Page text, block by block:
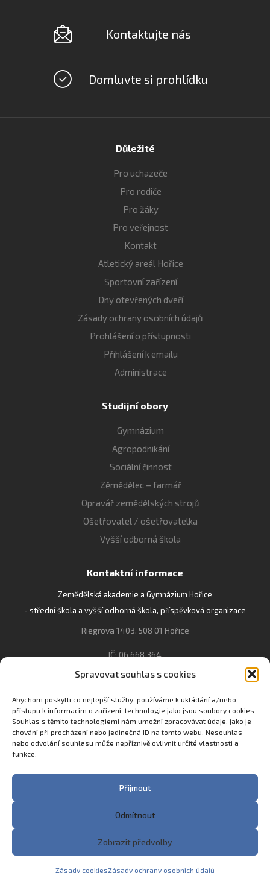
Spravovat souhlas s cookies
Abychom poskytli co nejlepší služby, používáme k ukládání a/nebo
přístupu k informacím o zařízení, technologie jako jsou soubory cookies.
Souhlas s těmito technologiemi nám umožní zpracovávat údaje, jako je
chování při procházení nebo jedinečná ID na tomto webu. Nesouhlas
nebo odvolání souhlasu může nepříznivě ovlivnit určité vlastnosti a
funkce.
Přijmout
Odmítnout
Zobrazit předvolby
Zásady cookiesZásady ochrany osobních údajů
Kontaktujte nás
Domluvte si prohlídku
Důležité
Pro uchazeče
Pro rodiče
Pro žáky
Pro veřejnost
Kontakt
Atletický areál Hořice
Sportovní zařízení
Dny otevřených dveří
Zásady ochrany osobních údajů
Prohlášení o přístupnosti
Přihlášení k emailu
Administrace
Studijní obory
Gymnázium
Agropodnikání
Sociální činnost
Zěmědělec – farmář
Opravář zemědělských strojů
Ošetřovatel / ošetřovatelka
Vyšší odborná škola
Kontaktní informace
Zemědělská akademie a Gymnázium Hořice
- střední škola a vyšší odborná škola, příspěvková organizace
Riegrova 1403, 508 01 Hořice
IČ: 06 668 364
493 623 021, 493 623 022
info@gozhorice.cz
www.zaghorice.cz
Pověřenec pro ochranu osobních údajů:
Innovation One s.r.o. IČO: 04734807 Březenecká 4808 430 04
Filip Šikola +420 775 992 451 filip.sikola@innone.cz
Hořice
Made with♥in Trutnov byeStation.cz